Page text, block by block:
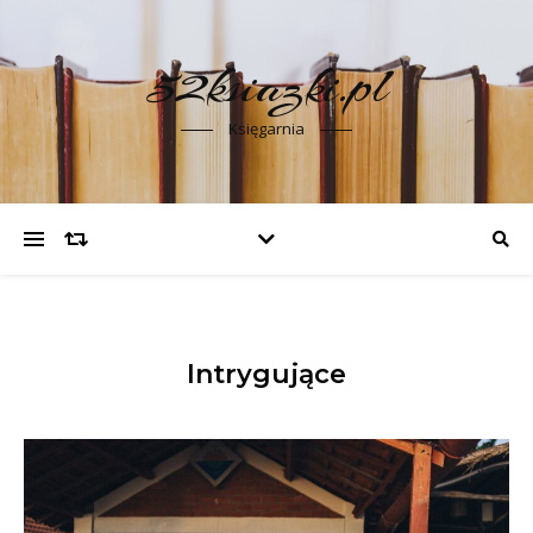
52ksiazki.pl
Księgarnia
Intrygujące